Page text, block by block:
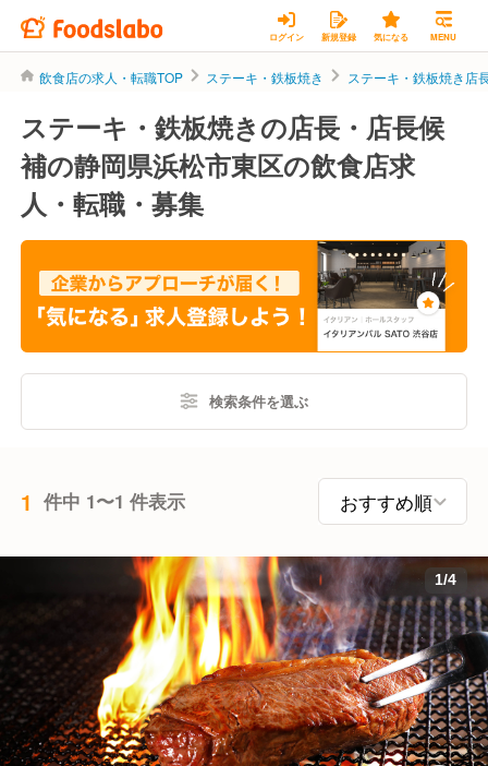
ログイン 新規登録 気になる MENU
飲食店の求人・転職TOP ステーキ・鉄板焼き ステーキ・鉄板焼き店
ステーキ・鉄板焼きの店長・店長候
補の静岡県浜松市東区の飲食店求
人・転職・募集
検索条件を選ぶ
1 件中 1〜1 件表示
1/4